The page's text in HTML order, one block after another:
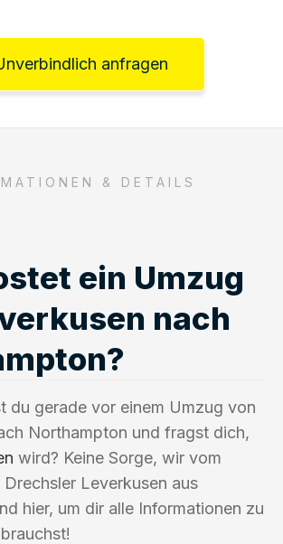
anfragen
& DETAILS
ein Umzug
nach
du gerade vor einem Umzug von
Northampton und fragst dich,
wird? Keine Sorge, wir vom
Leverkusen aus
hier, um dir alle Informationen zu